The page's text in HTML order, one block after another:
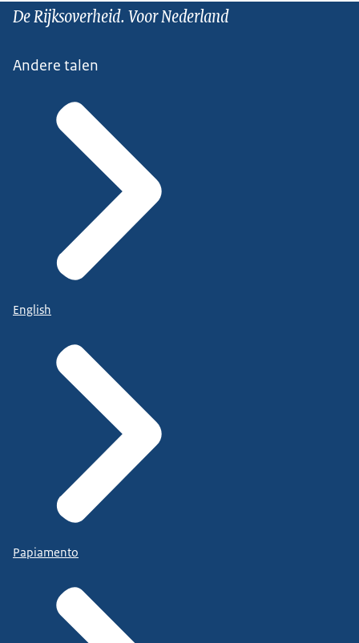
De Rijksoverheid. Voor Nederland
Andere talen
English
Papiamento